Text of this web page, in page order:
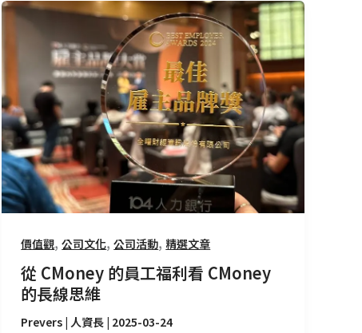
價值觀,公司文化,公司活動, 精選文章
從 CMoney 的員工福利看 CMoney
的長線思維
Prevers | 人資長 | 2025-03-24
從
CMoney
工
福
利
看
CMoney
的
長
線
維